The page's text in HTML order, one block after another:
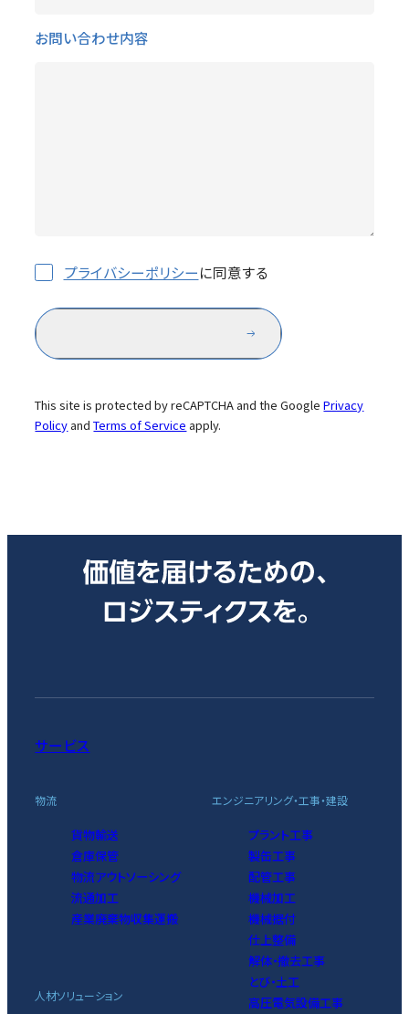
お問い合わせ内容
プライバシーポリシーに同意する
This site is protected by reCAPTCHA and the GooglePrivacy
Policy andTerms of Service apply.
サービス
物流
貨物輸送
倉庫保管
物流アウトソーシング
流通加工
産業廃棄物収集運搬
人材ソリューション
エンジニアリング・工事・建設
プラント工事
製缶工事
配管工事
機械加工
機械据付
仕上整備
解体・撤去工事
とび・土工
高圧電気設備工事